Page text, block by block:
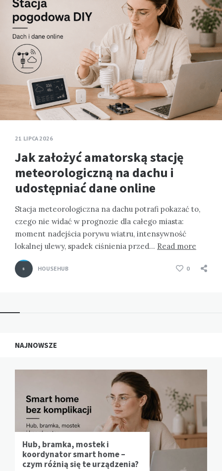
21 LIPCA 2026
Jak założyć amatorską stację
meteorologiczną na dachu i
udostępniać dane online
Stacja meteorologiczna na dachu potrafi pokazać to,
czego nie widać w prognozie dla całego miasta:
moment nadejścia porywu wiatru, intensywność
lokalnej ulewy, spadek ciśnienia przed… Read more
HOUSEHUB 0
NAJNOWSZE
Hub, bramka, mostek i
koordynator smart home –
czym różnią się te urządzenia?